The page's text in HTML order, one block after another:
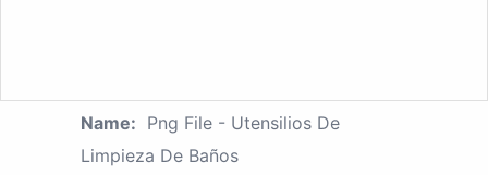
Name: Png File - Utensilios De
Limpieza De Baños